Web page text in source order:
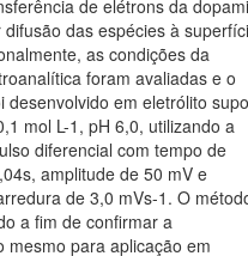
de elétrons da
das espécies à
as condições da
foram avaliadas e o
desenvolvido em eletrólito
mol L-1, pH 6,0, utilizando a
diferencial com tempo de
amplitude de 50 mV e
de 3,0 mVs-1. O
a fim de confirmar a
mesmo para aplicação em